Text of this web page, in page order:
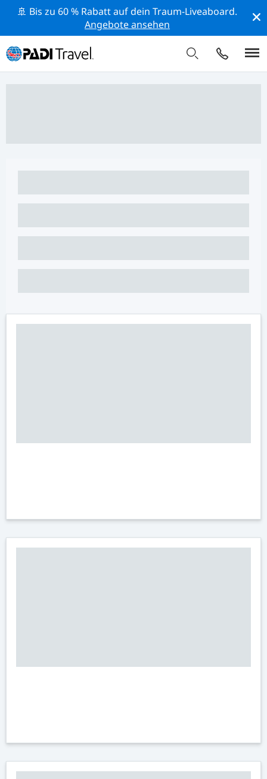
🚢 Bis zu 60 % Rabatt auf dein Traum-Liveaboard.
Angebote ansehen